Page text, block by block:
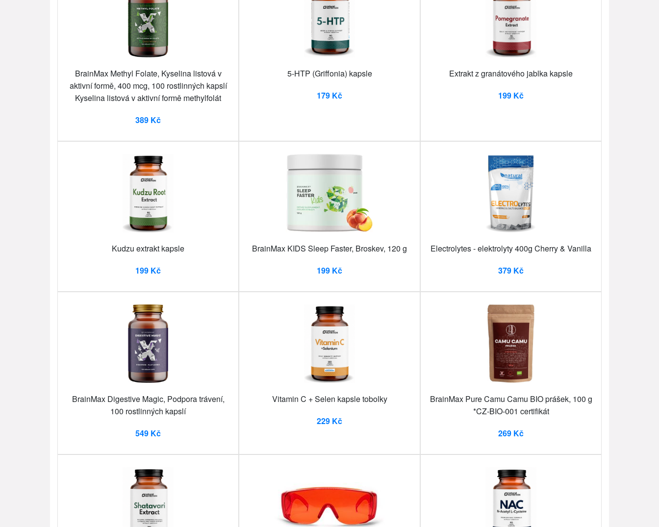
BrainMax Methyl Folate, Kyselina listová v
aktivní formě, 400 mcg, 100 rostlinných kapslí
Kyselina listová v aktivní formě methylfolát
389 Kč
5-HTP (Griffonia) kapsle
179 Kč
Extrakt z granátového jablka kapsle
199 Kč
Kudzu extrakt kapsle
199 Kč
BrainMax KIDS Sleep Faster, Broskev, 120 g
199 Kč
Electrolytes - elektrolyty 400g Cherry & Vanilla
379 Kč
BrainMax Digestive Magic, Podpora trávení,
100 rostlinných kapslí
549 Kč
Vitamin C + Selen kapsle tobolky
229 Kč
BrainMax Pure Camu Camu BIO prášek, 100 g
*CZ-BIO-001 certifikát
269 Kč